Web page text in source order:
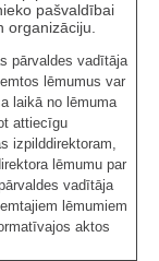
pašvaldībai
organizāciju.
pārvaldes vadītāja
lēmumus var
laikā no lēmuma
attiecīgu
izpilddirektoram,
lēmumu par
vadītāja
lēmumiem
aktos